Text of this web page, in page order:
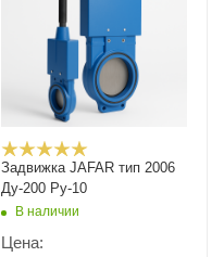
Задвижка JAFAR тип 2006
Ду-200 Ру-10
В наличии
Цена: